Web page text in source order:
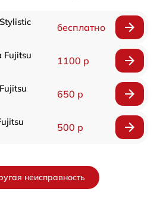
бесплатно
Fujitsu
1100 р
650 р
500 р
неисправность